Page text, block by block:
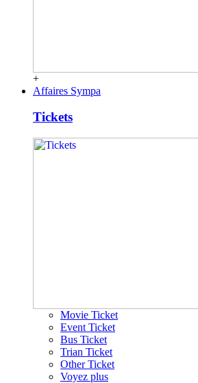
+
Affaires Sympa
Tickets
Movie Ticket
Event Ticket
Bus Ticket
Trian Ticket
Other Ticket
Voyez plus